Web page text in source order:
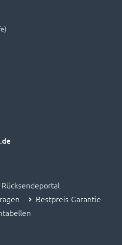
Rücksendeportal
Bestpreis-Garantie